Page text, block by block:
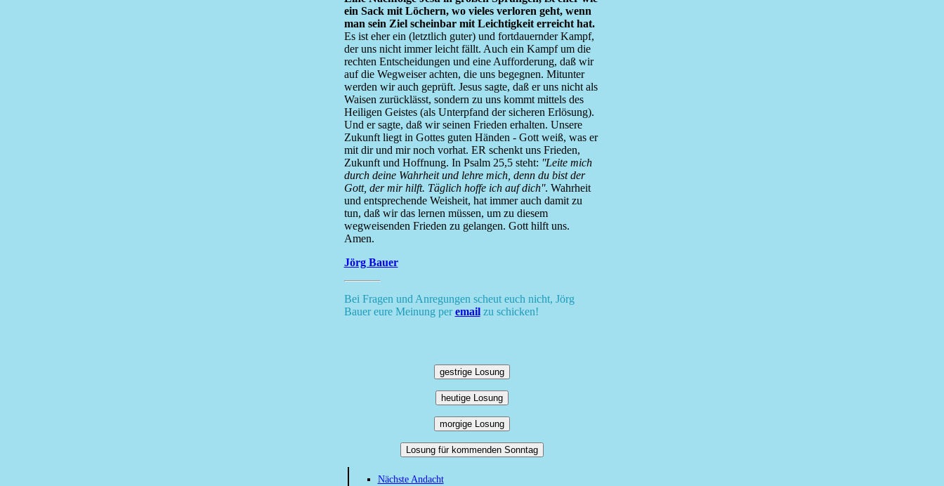
ein Sack mit Löchern, wo vieles verloren geht, wenn
man sein Ziel scheinbar mit Leichtigkeit erreicht hat.
Es ist eher ein (letztlich guter) und fortdauernder Kampf,
der uns nicht immer leicht fällt. Auch ein Kampf um die
rechten Entscheidungen und eine Aufforderung, daß wir
auf die Wegweiser achten, die uns begegnen. Mitunter
werden wir auch geprüft. Jesus sagte, daß er uns nicht als
Waisen zurücklässt, sondern zu uns kommt mittels des
Heiligen Geistes (als Unterpfand der sicheren Erlösung).
Und er sagte, daß wir seinen Frieden erhalten. Unsere
Zukunft liegt in Gottes guten Händen - Gott weiß, was er
mit dir und mir noch vorhat. ER schenkt uns Frieden,
Zukunft und Hoffnung. In Psalm 25,5 steht: ''Leite mich
durch deine Wahrheit und lehre mich, denn du bist der
Gott, der mir hilft. Täglich hoffe ich auf dich''. Wahrheit
und entsprechende Weisheit, hat immer auch damit zu
tun, daß wir das lernen müssen, um zu diesem
wegweisenden Frieden zu gelangen. Gott hilft uns.
Amen.
Jörg Bauer
Bei Fragen und Anregungen scheut euch nicht, Jörg
Bauer eure Meinung peremailzu schicken!
gestrige Losung
heutige Losung
morgige Losung
Losung für kommenden Sonntag
Nächste Andacht